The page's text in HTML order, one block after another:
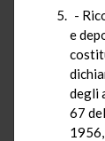
-
e
degli
67